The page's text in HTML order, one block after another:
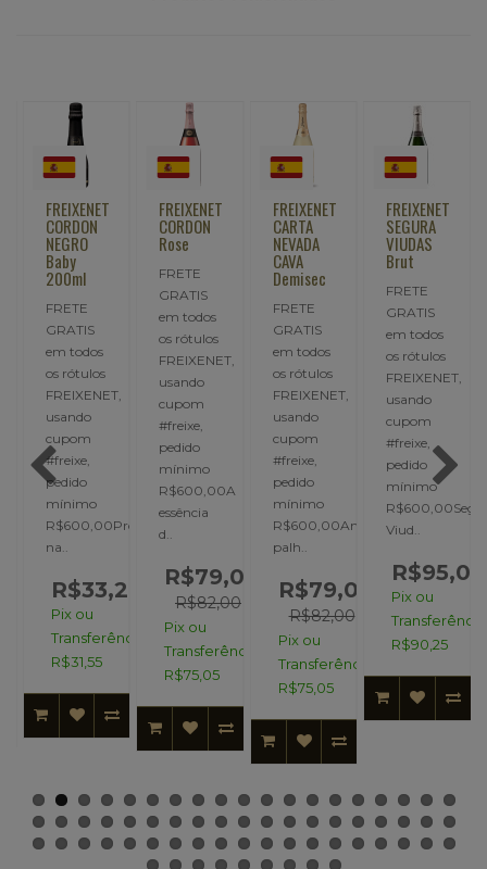
FREIXENET
CORDON
NEGRO
Baby
200ml
FRETE
GRATIS
em todos
os rótulos
FREIXENET,
usando
cupom
#freixe,
pedido
mínimo
R$600,00Produzido
na..
R$33,21
Pix ou
Transferência:
R$31,55
FREIXENET
CORDON
Rose
FRETE
GRATIS
em todos
os rótulos
FREIXENET,
usando
cupom
#freixe,
pedido
mínimo
R$600,00A
essência
d..
R$79,00
R$82,00
Pix ou
Transferência:
R$75,05
FREIXENET
CARTA
NEVADA
CAVA
Demisec
FRETE
GRATIS
em todos
os rótulos
FREIXENET,
usando
cupom
#freixe,
pedido
mínimo
R$600,00Amarelo
palh..
R$79,00
R$82,00
Pix ou
Transferência:
R$75,05
FREIXENET
SEGURA
VIUDAS
Brut
FRETE
GRATIS
em todos
os rótulos
FREIXENET,
usando
cupom
#freixe,
pedido
mínimo
Viud..
R$95,00
Pix ou
R$90,25